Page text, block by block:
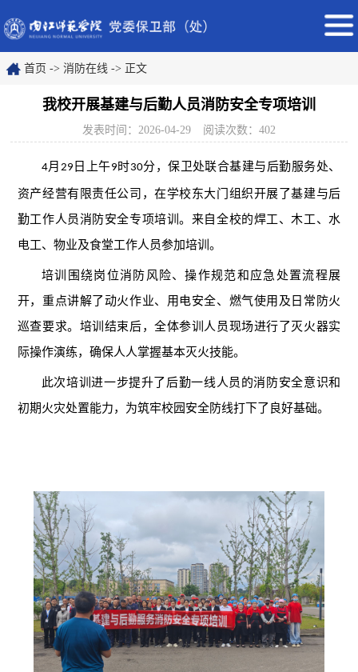
首页 -> 消防在线 -> 正文
我校开展基建与后勤人员消防安全专项培训
发表时间：2026-04-29 阅读次数： 402
4月 29 日上午9 时30分，保卫处联合基建与后勤服务处、
资产经营有限责任公司，在学校东大门组织开展了基建与后
勤工作人员消防安全专项培训。来自全校的焊工、木工、水
电工、物业及食堂工作人员参加培训。
培训围绕岗位消防风险、操作规范和应急处置流程展
开，重点讲解了动火作业、用电安全、燃气使用及日常防火
巡查要求。培训结束后，全体参训人员现场进行了灭火器实
际操作演练，确保人人掌握基本灭火技能。
此次培训进一步提升了后勤一线人员的消防安全意识和
初期火灾处置能力，为筑牢校园安全防线打下了良好基础。